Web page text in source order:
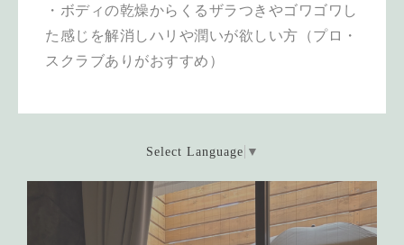
・ボディの乾燥からくるザラつきやゴワゴワし
た感じを解消しハリや潤いが欲しい方（プロ・
スクラブありがおすすめ）
Select Language ▼